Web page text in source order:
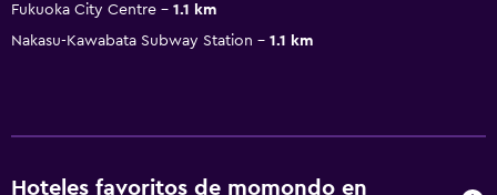
Fukuoka City Centre
1.1 km
Nakasu-Kawabata Subway Station
1.1 km
Hoteles favoritos de momondo en